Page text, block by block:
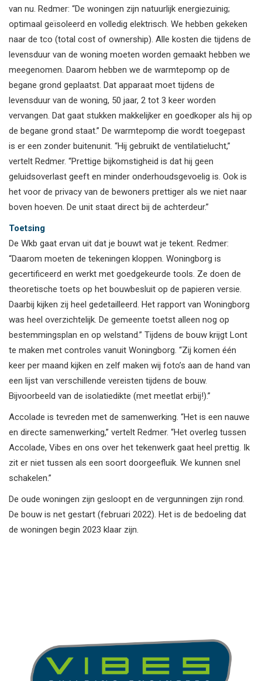
van nu. Redmer: “De woningen zijn natuurlijk energiezuinig;
optimaal geïsoleerd en volledig elektrisch. We hebben gekeken
naar de tco (total cost of ownership). Alle kosten die tijdens de
levensduur van de woning moeten worden gemaakt hebben we
meegenomen. Daarom hebben we de warmtepomp op de
begane grond geplaatst. Dat apparaat moet tijdens de
levensduur van de woning, 50 jaar, 2 tot 3 keer worden
vervangen. Dat gaat stukken makkelijker en goedkoper als hij op
de begane grond staat.” De warmtepomp die wordt toegepast
is er een zonder buitenunit. “Hij gebruikt de ventilatielucht,”
vertelt Redmer. “Prettige bijkomstigheid is dat hij geen
geluidsoverlast geeft en minder onderhoudsgevoelig is. Ook is
het voor de privacy van de bewoners prettiger als we niet naar
boven hoeven. De unit staat direct bij de achterdeur.”
Toetsing
De Wkb gaat ervan uit dat je bouwt wat je tekent. Redmer:
“Daarom moeten de tekeningen kloppen. Woningborg is
gecertificeerd en werkt met goedgekeurde tools. Ze doen de
theoretische toets op het bouwbesluit op de papieren versie.
Daarbij kijken zij heel gedetailleerd. Het rapport van Woningborg
was heel overzichtelijk. De gemeente toetst alleen nog op
bestemmingsplan en op welstand.” Tijdens de bouw krijgt Lont
te maken met controles vanuit Woningborg. “Zij komen één
keer per maand kijken en zelf maken wij foto’s aan de hand van
een lijst van verschillende vereisten tijdens de bouw.
Bijvoorbeeld van de isolatiedikte (met meetlat erbij!).”
Accolade is tevreden met de samenwerking. “Het is een nauwe
en directe samenwerking,” vertelt Redmer. “Het overleg tussen
Accolade, Vibes en ons over het tekenwerk gaat heel prettig. Ik
zit er niet tussen als een soort doorgeefluik. We kunnen snel
schakelen.”
De oude woningen zijn gesloopt en de vergunningen zijn rond.
De bouw is net gestart (februari 2022). Het is de bedoeling dat
de woningen begin 2023 klaar zijn.